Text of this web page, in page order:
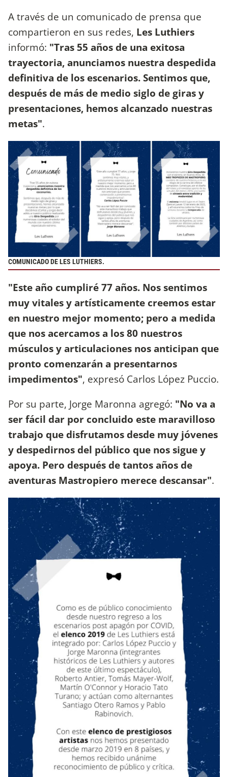
A través de un comunicado de prensa que
compartieron en sus redes, Les Luthiers
informó: "Tras 55 años de una exitosa
trayectoria, anunciamos nuestra despedida
definitiva de los escenarios. Sentimos que,
después de más de medio siglo de giras y
presentaciones, hemos alcanzado nuestras
metas".
COMUNICADO DE LES LUTHIERS.
"Este año cumpliré 77 años. Nos sentimos
muy vitales y artísticamente creemos estar
en nuestro mejor momento; pero a medida
que nos acercamos a los 80 nuestros
músculos y articulaciones nos anticipan que
pronto comenzarán a presentarnos
impedimentos", expresó Carlos López Puccio.
Por su parte, Jorge Maronna agregó: "No va a
ser fácil dar por concluido este maravilloso
trabajo que disfrutamos desde muy jóvenes
y despedirnos del público que nos sigue y
apoya. Pero después de tantos años de
aventuras Mastropiero merece descansar".